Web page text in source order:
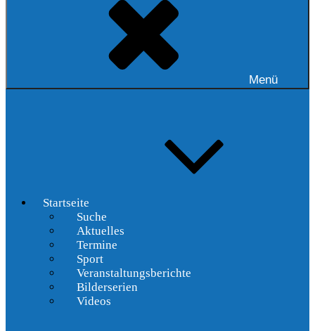
Menü
Startseite
Suche
Aktuelles
Termine
Sport
Veranstaltungsberichte
Bilderserien
Videos